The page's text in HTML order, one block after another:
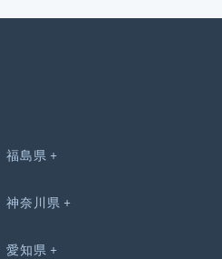
福島県
神奈川県
愛知県